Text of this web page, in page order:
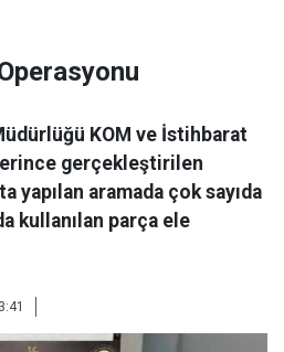
KOM ve İstihbarat
gerçekleştirilen
yapılan aramada çok sayıda
kullanılan parça ele